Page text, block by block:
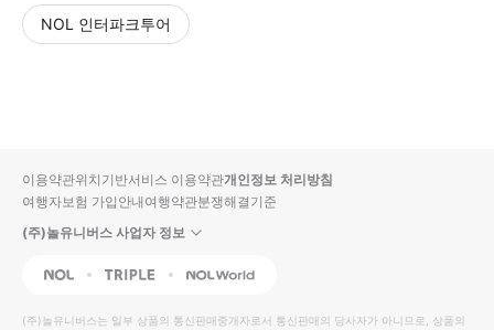
NOL 인터파크투어
입니
다.
높
사
동
순
상
이용약관위치기반서비스 이용약관개인정보 처리방침
여행자보험 가입안내여행약관분쟁해결기준
(주)놀유니버스 사업자 정보
NOL Triple Interpark Global
(주)놀유니버스는 일부 상품의 통신판매중개자로서 통신판매의 당사자가 아니므로, 상품의